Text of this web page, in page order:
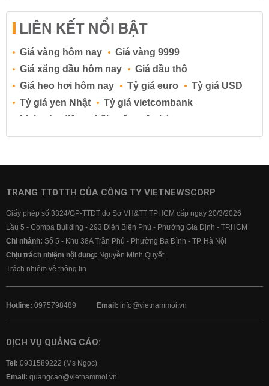
LIÊN KẾT NỔI BẬT
Giá vàng hôm nay
Giá vàng 9999
Giá xăng dầu hôm nay
Giá dầu thô
Giá heo hơi hôm nay
Tỷ giá euro
Tỷ giá USD
Tỷ giá yen Nhật
Tỷ giá vietcombank
Lịch cúp điện
Lãi suất ngân hàng
Lãi suất tiết kiệm
Lãi suất tiền gửi
Lãi suất ngân hàng BIDV
Lãi suất ngân hàng Vietcombank
TRANG TTĐTTH CỦA CÔNG TY VIETNEWSCORP
Giấy phép số 3324/GP-TTĐT do Sở VH&TT TPHCM cấp ngày 20/3/2026
Lầu 5 - Compa Building - 293 Điện Biên Phủ - Phường Gia Định - TP.HCM
Chi nhánh: Số 5 - Khu 38A Trần Phú - Phường Ba Đình - TP. Hà Nội
Chịu trách nhiệm nội dung: Nguyễn Minh Quyết
Trách nhiệm về thông tin
Hotline: 0975798489 Email: info@vietnammoi.vn
DỊCH VỤ QUẢNG CÁO:
Tel: 0931589222 (Ms Ngọc)
Email: quangcao@vietnammoi.vn